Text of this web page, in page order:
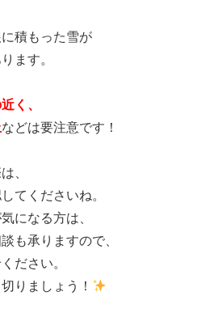
積もった雪が
ます。
く、
などは要注意です！
、
てくださいね。
になる方は、
も承りますので、
ださい。
りましょう！